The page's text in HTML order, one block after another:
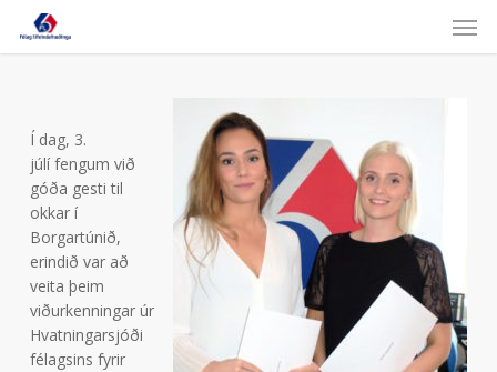
main
Í dag, 3.
júlí fengum við
góða gesti til
okkar í
Borgartúnið,
erindið var að
veita þeim
viðurkenningar úr
Hvatningarsjóði
félagsins fyrir